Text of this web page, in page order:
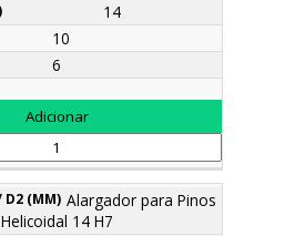
14
10
6
Alargador para Pinos
Helicoidal 14 H7